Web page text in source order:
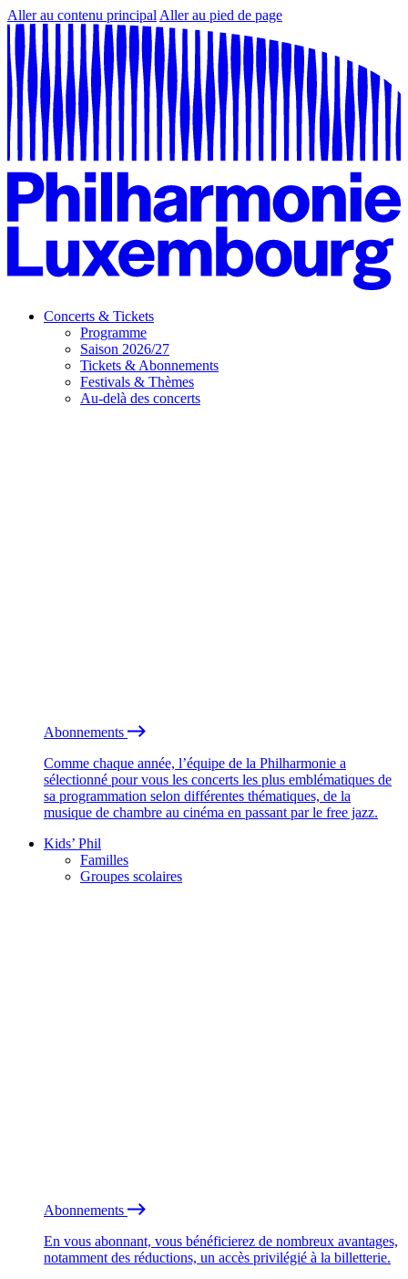
Aller au contenu principal Aller au pied de page
Concerts & Tickets
Programme
Saison 2026/27
Tickets & Abonnements
Festivals & Thèmes
Au-delà des concerts
Abonnements
Comme chaque année, l’équipe de la Philharmonie a
sélectionné pour vous les concerts les plus emblématiques de
sa programmation selon différentes thématiques, de la
musique de chambre au cinéma en passant par le free jazz.
Kids’ Phil
Familles
Groupes scolaires
Abonnements
En vous abonnant, vous bénéficierez de nombreux avantages,
notamment des réductions, un accès privilégié à la billetterie.